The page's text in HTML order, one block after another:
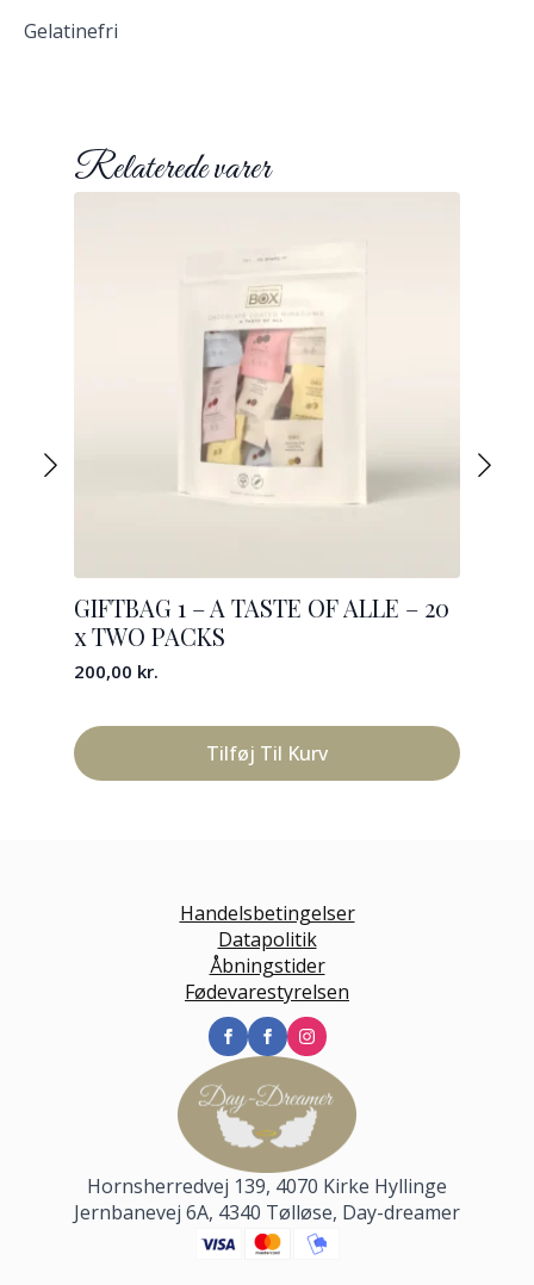
Gelatinefri
Relaterede varer
GIFTBAG 1 – A TASTE OF ALLE – 20
x TWO PACKS
200,00 kr.
Tilføj Til Kurv
Handelsbetingelser
Datapolitik
Åbningstider
Fødevarestyrelsen
Hornsherredvej 139, 4070 Kirke Hyllinge
Jernbanevej 6A, 4340 Tølløse, Day-dreamer